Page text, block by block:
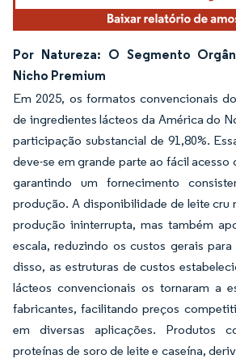
Por Natureza: O Segmento
Nicho Premium
Em 2025, os formatos convencionais
de ingredientes lácteos da América do
participação substancial de 91,80%.
deve-se em grande parte ao fácil acesso
garantindo um fornecimento
produção. A disponibilidade de leite cru
produção ininterrupta, mas também
escala, reduzindo os custos gerais
disso, as estruturas de custos
lácteos convencionais os tornaram a
fabricantes, facilitando preços
em diversas aplicações. Produtos
proteínas de soro de leite e caseína,